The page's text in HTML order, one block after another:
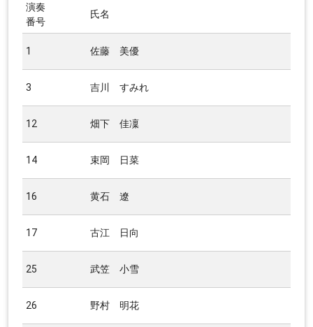
演奏
番号
氏名
1 佐藤 美優
3 吉川 すみれ
12 畑下 佳凜
14 束岡 日菜
16 黄石 遼
17 古江 日向
25 武笠 小雪
26 野村 明花